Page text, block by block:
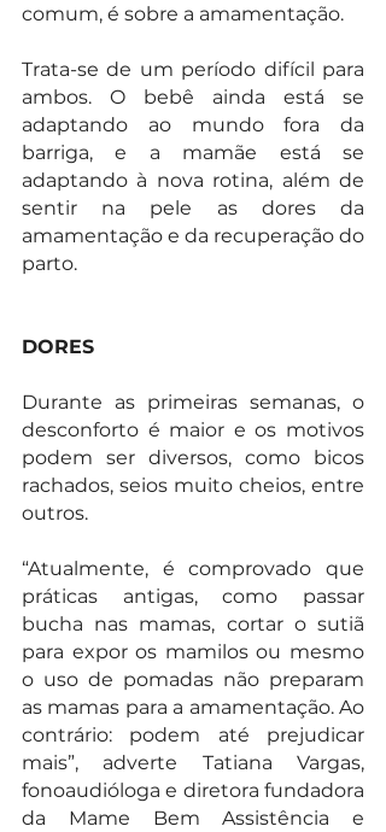
comum, é sobre a amamentação.
Trata-se de um período difícil para
ambos. O bebê ainda está se
adaptando ao mundo fora da
barriga, e a mamãe está se
adaptando à nova rotina, além de
sentir na pele as dores da
amamentação e da recuperação do
parto.
DORES
Durante as primeiras semanas, o
desconforto é maior e os motivos
podem ser diversos, como bicos
rachados, seios muito cheios, entre
outros.
“Atualmente, é comprovado que
práticas antigas, como passar
bucha nas mamas, cortar o sutiã
para expor os mamilos ou mesmo
o uso de pomadas não preparam
as mamas para a amamentação. Ao
contrário: podem até prejudicar
mais”, adverte Tatiana Vargas,
fonoaudióloga e diretora fundadora
da Mame Bem Assistência e